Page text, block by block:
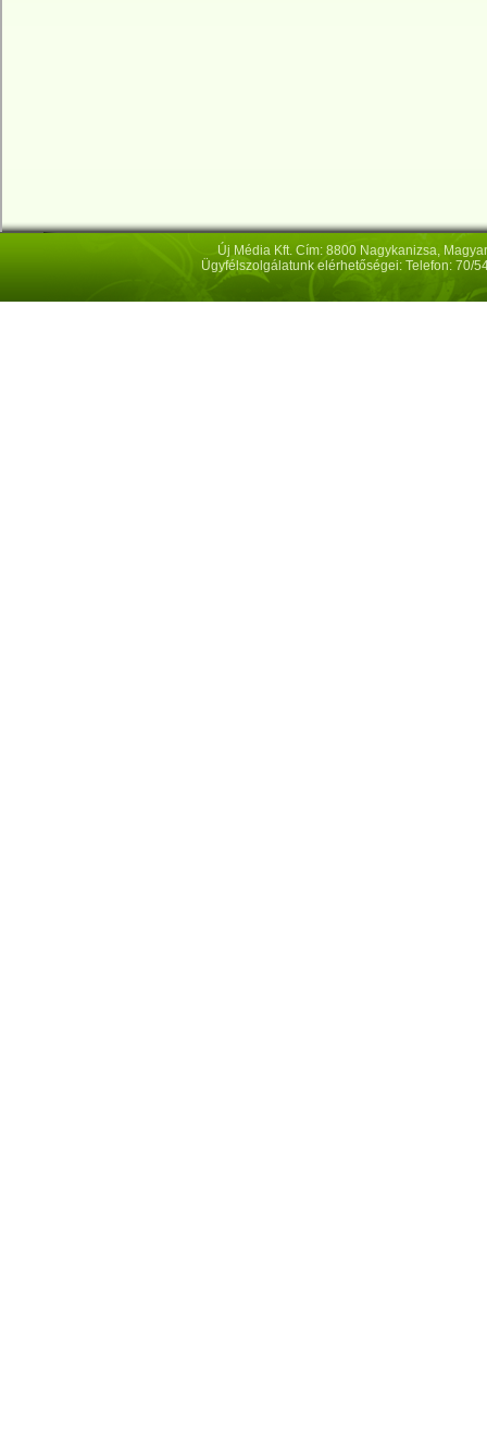
Új Média Kft. Cím: 8800 Nagykanizsa,
Ügyfélszolgálatunk elérhetőségei: Telefon: 70/